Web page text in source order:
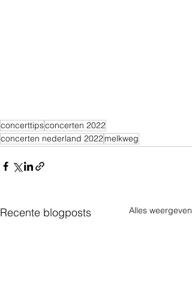
concerttipsconcerten 2022
concerten nederland 2022melkweg
Recente blogposts Alles weergeven